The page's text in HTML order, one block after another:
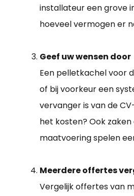
installateur een grove
hoeveel vermogen er
Geef uw wensen door
Een pelletkachel voor
of bij voorkeur een
vervanger is van de
het kosten? Ook
maatvoering spelen
Meerdere offertes
Vergelijk offertes van